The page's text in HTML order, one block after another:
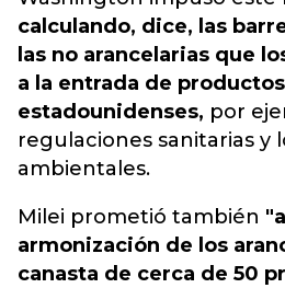
calculando, dice, las
las no arancelarias que
a la entrada de productos
estadounidenses, por
regulaciones sanitarias y
ambientales.
Milei prometió también
armonización de los
canasta de cerca de 50